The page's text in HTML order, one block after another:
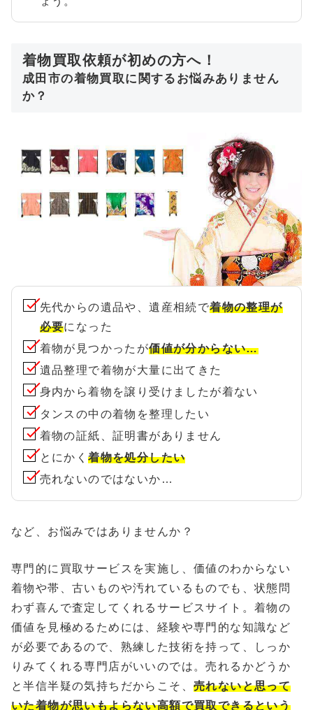
着物買取依頼が初めの方へ！
成田市の着物買取に関するお悩みありません
か？
先代からの遺品や、遺産相続で着物の整理が
必要になった
着物が見つかったが価値が分からない…
遺品整理で着物が大量に出てきた
身内から着物を譲り受けましたが着ない
タンスの中の着物を整理したい
着物の証紙、証明書がありません
とにかく着物を処分したい
売れないのではないか…
など、お悩みではありませんか？
専門的に買取サービスを実施し、価値のわからない
着物や帯、古いものや汚れているものでも、状態問
わず喜んで査定してくれるサービスサイト。着物の
価値を見極めるためには、経験や専門的な知識など
が必要であるので、熟練した技術を持って、しっか
りみてくれる専門店がいいのでは。売れるかどうか
と半信半疑の気持ちだからこそ、 売れないと思って
いた着物が思いもよらない高額で買取できるという